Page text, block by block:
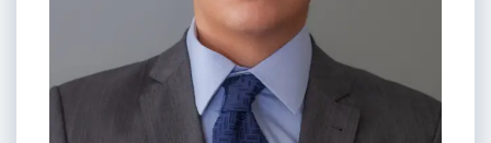
Rodolfo Gonçalves Nicastro
Isabella A. G. Flaquer Scartezzini
Cid Flaquer Scartezzini Neto